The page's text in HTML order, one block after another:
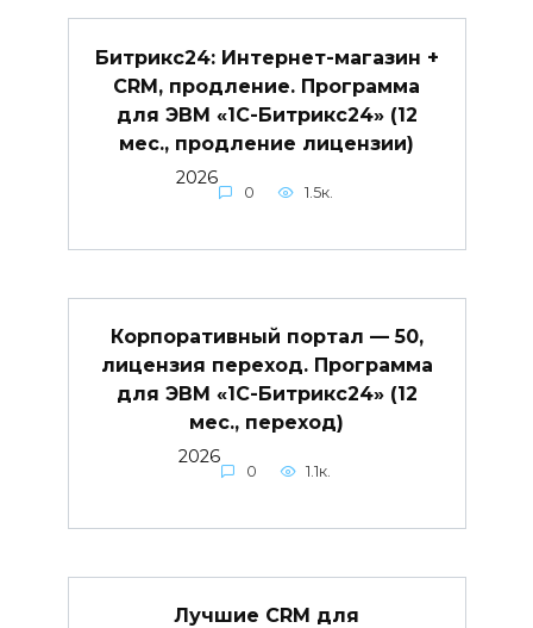
Битрикс24: Интернет-магазин +
CRM, продление. Программа
для ЭВМ «1С-Битрикс24» (12
мес., продление лицензии)
2026
0 1.5к.
Корпоративный портал — 50,
лицензия переход. Программа
для ЭВМ «1С-Битрикс24» (12
мес., переход)
2026
0 1.1к.
Лучшие CRM для